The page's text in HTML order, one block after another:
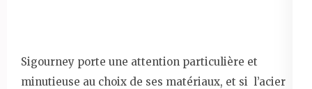
Sigourney porte une attention particulière et
minutieuse au choix de ses matériaux, et si l’acier